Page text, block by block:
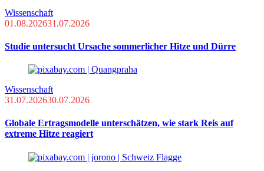
Wissenschaft
01.08.202631.07.2026
Studie untersucht Ursache sommerlicher Hitze und Dürre
Wissenschaft
31.07.202630.07.2026
Globale Ertragsmodelle unterschätzen, wie stark Reis auf
extreme Hitze reagiert